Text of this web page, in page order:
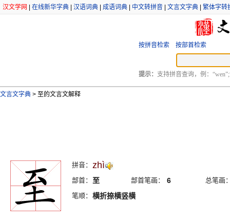
汉文学网 在线新华字典 汉语词典 成语词典 中文转拼音 文言文字典 繁体字转
按拼音检索 按部首检索
提示： 支持拼音查询，例：
文言文字典 > 至的文言文解释
拼音： zhì
部首： 至 部首笔画： 6
总笔画
笔顺： 横折捺横竖横